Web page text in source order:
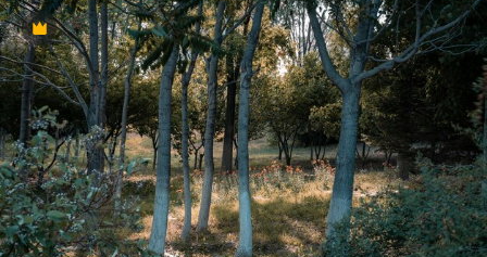
Premium